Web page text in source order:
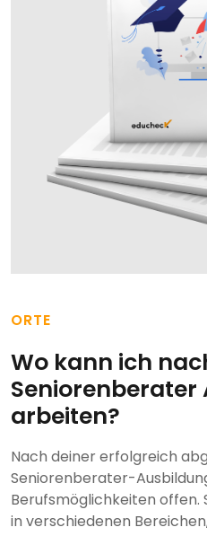
ORTE
Wo kann ich
arbeiten?
Nach deiner erfolgreich
Seniorenberater-
Berufsmöglichkeiten
in verschiedenen